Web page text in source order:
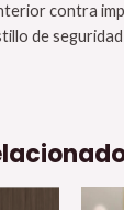
contra
de